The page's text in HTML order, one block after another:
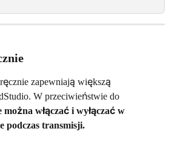
zapewniają większą
W przeciwieństwie do
można włączać i wyłączać w
podczas transmisji.